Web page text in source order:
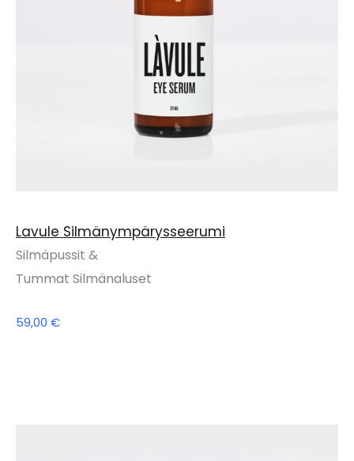
Lavule Silmänympärysseerumi
Silmäpussit &
Tummat Silmänaluset
59,00 €